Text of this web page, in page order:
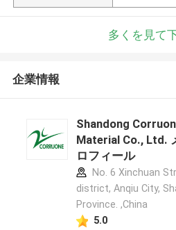
多くを見て
企業情報
Shandong
Material Co., Ltd.
ロフィール
No. 6 Xinchuan
district, Anqiu City,
Province. ,China
5.0